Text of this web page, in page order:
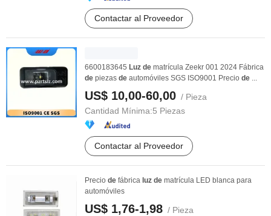
Contactar al Proveedor
6600183645 Luz de matrícula Zeekr 001 2024 Fábrica
de piezas de automóviles SGS ISO9001 Precio de ...
US$ 10,00-60,00 / Pieza
Cantidad Mínima:5 Piezas
Contactar al Proveedor
Precio de fábrica luz de matrícula LED blanca para
automóviles
US$ 1,76-1,98 / Pieza